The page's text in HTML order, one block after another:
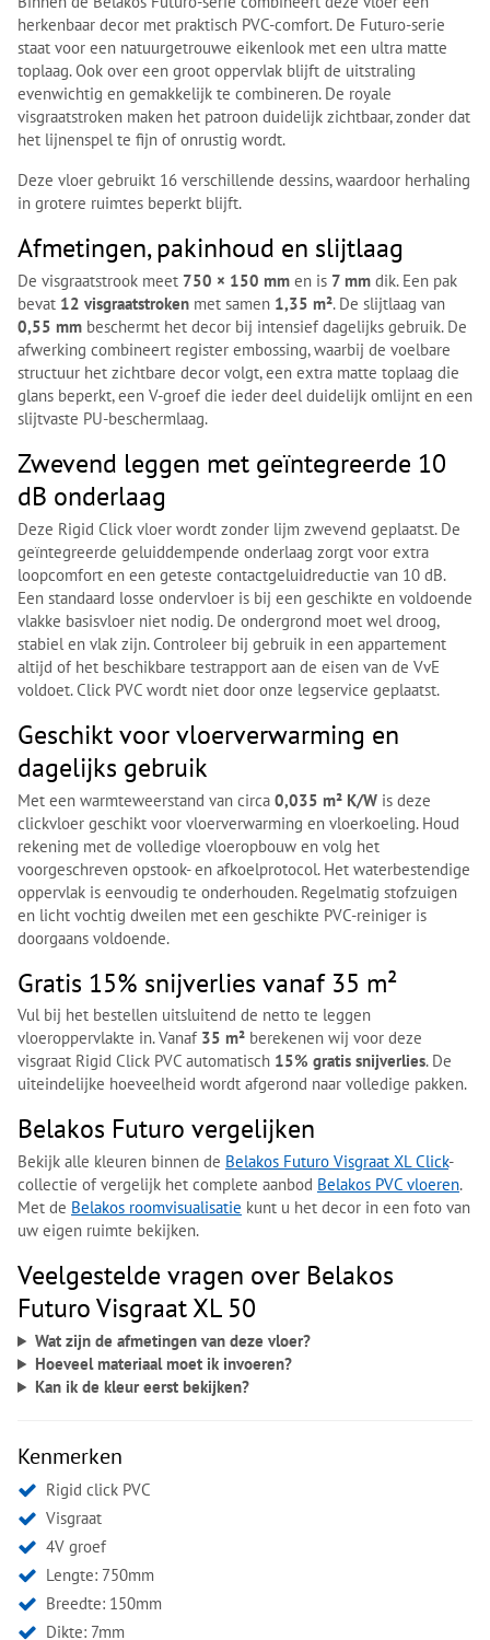
herkenbaar decor met praktisch PVC-comfort. De Futuro-serie
staat voor een natuurgetrouwe eikenlook met een ultra matte
toplaag. Ook over een groot oppervlak blijft de uitstraling
evenwichtig en gemakkelijk te combineren. De royale
visgraatstroken maken het patroon duidelijk zichtbaar, zonder dat
het lijnenspel te fijn of onrustig wordt.
Deze vloer gebruikt 16 verschillende dessins, waardoor herhaling
in grotere ruimtes beperkt blijft.
Afmetingen, pakinhoud en slijtlaag
De visgraatstrook meet 750 × 150 mm en is 7 mm dik. Een pak
bevat 12 visgraatstroken met samen 1,35 m². De slijtlaag van
0,55 mm beschermt het decor bij intensief dagelijks gebruik. De
afwerking combineert register embossing, waarbij de voelbare
structuur het zichtbare decor volgt, een extra matte toplaag die
glans beperkt, een V-groef die ieder deel duidelijk omlijnt en een
slijtvaste PU-beschermlaag.
Zwevend leggen met geïntegreerde 10
dB onderlaag
Deze Rigid Click vloer wordt zonder lijm zwevend geplaatst. De
geïntegreerde geluiddempende onderlaag zorgt voor extra
loopcomfort en een geteste contactgeluidreductie van 10 dB.
Een standaard losse ondervloer is bij een geschikte en voldoende
vlakke basisvloer niet nodig. De ondergrond moet wel droog,
stabiel en vlak zijn. Controleer bij gebruik in een appartement
altijd of het beschikbare testrapport aan de eisen van de VvE
voldoet. Click PVC wordt niet door onze legservice geplaatst.
Geschikt voor vloerverwarming en
dagelijks gebruik
Met een warmteweerstand van circa 0,035 m² K/W is deze
clickvloer geschikt voor vloerverwarming en vloerkoeling. Houd
rekening met de volledige vloeropbouw en volg het
voorgeschreven opstook- en afkoelprotocol. Het waterbestendige
oppervlak is eenvoudig te onderhouden. Regelmatig stofzuigen
en licht vochtig dweilen met een geschikte PVC-reiniger is
doorgaans voldoende.
Gratis 15% snijverlies vanaf 35 m²
Vul bij het bestellen uitsluitend de netto te leggen
vloeroppervlakte in. Vanaf 35 m² berekenen wij voor deze
visgraat Rigid Click PVC automatisch 15% gratis snijverlies. De
uiteindelijke hoeveelheid wordt afgerond naar volledige pakken.
Belakos Futuro vergelijken
Bekijk alle kleuren binnen de Belakos Futuro Visgraat XL Click-
collectie of vergelijk het complete aanbod Belakos PVC vloeren.
Met de Belakos roomvisualisatie kunt u het decor in een foto van
uw eigen ruimte bekijken.
Veelgestelde vragen over Belakos
Futuro Visgraat XL 50
Wat zijn de afmetingen van deze vloer?
Hoeveel materiaal moet ik invoeren?
Kan ik de kleur eerst bekijken?
Kenmerken
Rigid click PVC
Visgraat
4V groef
Lengte: 750mm
Breedte: 150mm
Dikte: 7mm